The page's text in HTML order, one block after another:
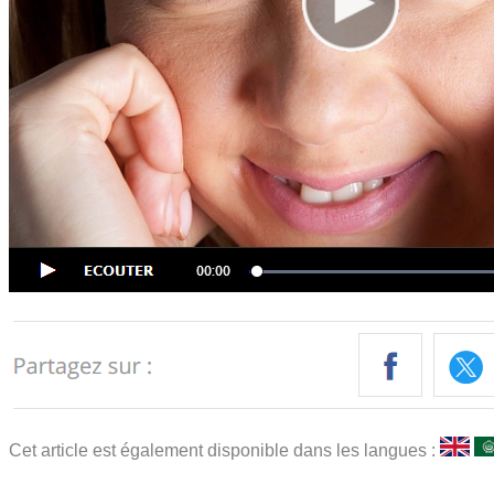
Cet article est également disponible dans les langues :